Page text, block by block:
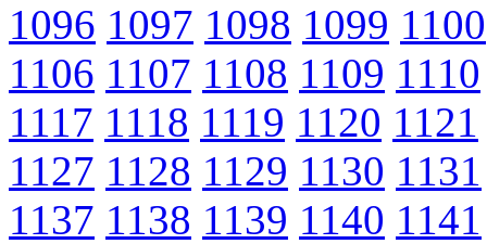
1096 1097 1098 1099 1100
1106 1107 1108 1109 1110
1117 1118 1119 1120 1121
1127 1128 1129 1130 1131
1137 1138 1139 1140 1141